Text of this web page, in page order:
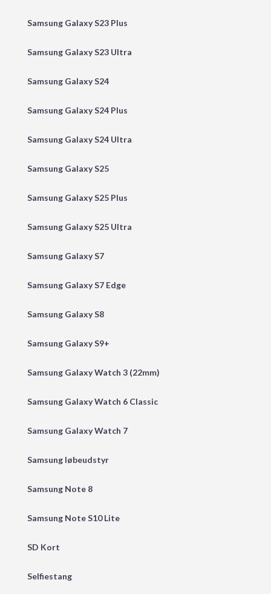
Samsung Galaxy S23 Plus
Samsung Galaxy S23 Ultra
Samsung Galaxy S24
Samsung Galaxy S24 Plus
Samsung Galaxy S24 Ultra
Samsung Galaxy S25
Samsung Galaxy S25 Plus
Samsung Galaxy S25 Ultra
Samsung Galaxy S7
Samsung Galaxy S7 Edge
Samsung Galaxy S8
Samsung Galaxy S9+
Samsung Galaxy Watch 3 (22mm)
Samsung Galaxy Watch 6 Classic
Samsung Galaxy Watch 7
Samsung løbeudstyr
Samsung Note 8
Samsung Note S10 Lite
SD Kort
Selfiestang